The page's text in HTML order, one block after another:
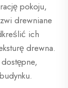
pokoju,
drewniane
ich
drewna.